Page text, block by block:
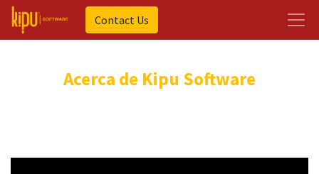
Contact Us
Acerca de Kipu Software